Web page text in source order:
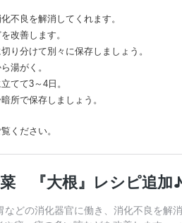
不良を解消してくれます。
改善します。
り分けて別々に保存しましょう。
湯がく。
てて3～4日。
所で保存しましょう。
ください。